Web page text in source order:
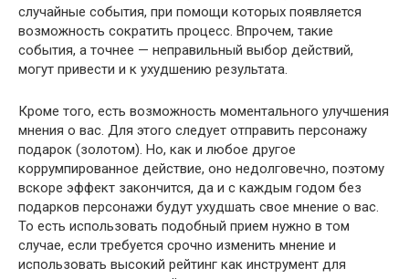
случайные события, при помощи которых появляется
возможность сократить процесс. Впрочем, такие
события, а точнее — неправильный выбор действий,
могут привести и к ухудшению результата.
Кроме того, есть возможность моментального улучшения
мнения о вас. Для этого следует отправить персонажу
подарок (золотом). Но, как и любое другое
коррумпированное действие, оно недолговечно, поэтому
вскоре эффект закончится, да и с каждым годом без
подарков персонажи будут ухудшать свое мнение о вас.
То есть использовать подобный прием нужно в том
случае, если требуется срочно изменить мнение и
использовать высокий рейтинг как инструмент для